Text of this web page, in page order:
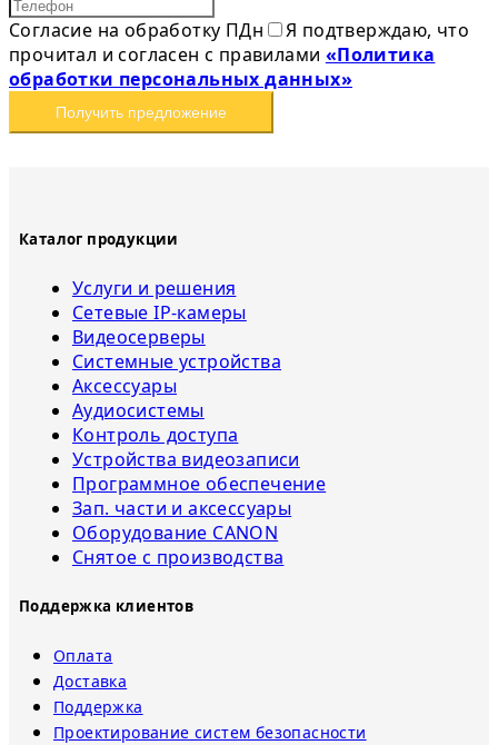
Согласие на обработку ПДн
Я подтверждаю, что
прочитал и согласен с правилами «Политика
обработки персональных данных»
Получить предложение
Каталог продукции
Услуги и решения
Сетевые IP-камеры
Видеосерверы
Системные устройства
Аксессуары
Аудиосистемы
Контроль доступа
Устройства видеозаписи
Программное обеспечение
Зап. части и аксессуары
Оборудование CANON
Снятое с прoизвoдства
Поддержка клиентов
Оплата
Доставка
Поддержка
Проектирование систем безопасности